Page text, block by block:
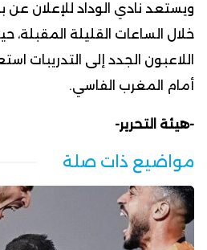
ويستعد نادي الوداد للإعلان عن
خلال الساعات القليلة
اللاعبون الجدد إلى التدريبات
أمام المغرب الفاسي.
-هيئة التحرير-
مواضيع ذات صلة